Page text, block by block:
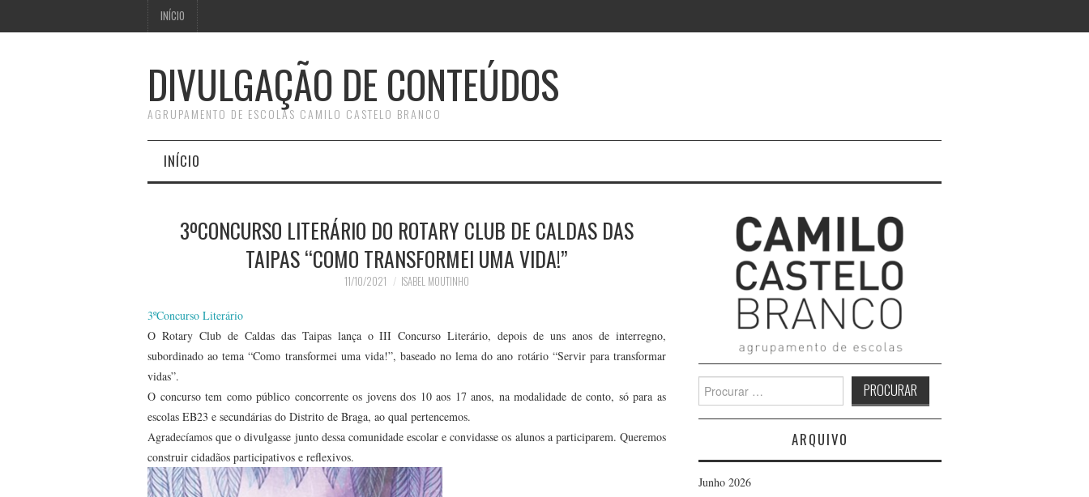
INÍCIO
DIVULGAÇÃO DE CONTEÚDOS
AGRUPAMENTO DE ESCOLAS CAMILO CASTELO BRANCO
INÍCIO
3ºCONCURSO LITERÁRIO DO ROTARY CLUB DE CALDAS DAS
TAIPAS “COMO TRANSFORMEI UMA VIDA!”
11/10/2021 ISABEL MOUTINHO
3ºConcurso Literário
O Rotary Club de Caldas das Taipas lança o III Concurso Literário, depois de uns anos de interregno,
subordinado ao tema “Como transformei uma vida!”, baseado no lema do ano rotário “Servir para transformar
vidas”.
O concurso tem como público concorrente os jovens dos 10 aos 17 anos, na modalidade de conto, só para as
escolas EB23 e secundárias do Distrito de Braga, ao qual pertencemos.
Agradecíamos que o divulgasse junto dessa comunidade escolar e convidasse os alunos a participarem. Queremos
construir cidadãos participativos e reflexivos.
for:
ARQUIVO
Junho 2026